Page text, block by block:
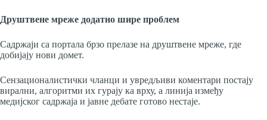
Друштвене мреже додатно шире проблем
Садржаји са портала брзо прелазе на друштвене мреже, где
добијају нови домет.
Сензационалистички чланци и увредљиви коментари постају
вирални, алгоритми их гурају ка врху, а линија између
медијског садржаја и јавне дебате готово нестаје.